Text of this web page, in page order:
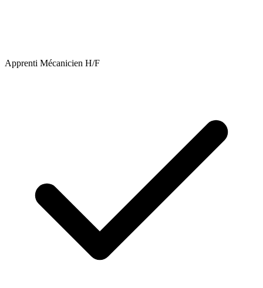
Apprenti Mécanicien H/F